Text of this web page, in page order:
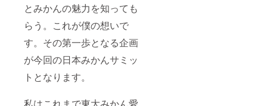
とみかんの魅力を知っても
らう。これが僕の想いで
す。その第一歩となる企画
が今回の日本みかんサミッ
トとなります。
私はこれまで東大みかん愛